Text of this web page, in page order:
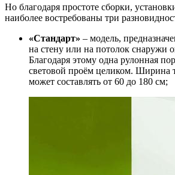
Но благодаря простоте сборки,
наиболее востребованы три
«Стандарт» – модель,
на стену или на потолок снаружи
Благодаря этому одна рулонная
световой проём целиком. Ширина
может составлять от 60 до 180 см;